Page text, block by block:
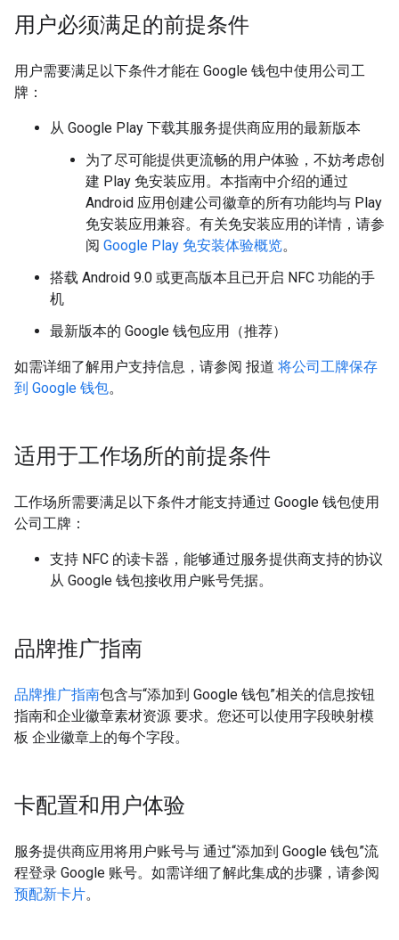
用户必须满足的前提条件
用户需要满足以下条件才能在 Google 钱包中使用公司工
牌：
从 Google Play 下载其服务提供商应用的最新版本
为了尽可能提供更流畅的用户体验，不妨考虑创
建 Play 免安装应用。本指南中介绍的通过
Android 应用创建公司徽章的所有功能均与 Play
免安装应用兼容。有关免安装应用的详情，请参
阅 Google Play 免安装体验概览。
搭载 Android 9.0 或更高版本且已开启 NFC 功能的手
机
最新版本的 Google 钱包应用（推荐）
如需详细了解用户支持信息，请参阅 报道 将公司工牌保存
到 Google 钱包。
适用于工作场所的前提条件
工作场所需要满足以下条件才能支持通过 Google 钱包使用
公司工牌：
支持 NFC 的读卡器，能够通过服务提供商支持的协议
从 Google 钱包接收用户账号凭据。
品牌推广指南
品牌推广指南包含与“添加到 Google 钱包”相关的信息按钮
指南和企业徽章素材资源 要求。您还可以使用字段映射模
板 企业徽章上的每个字段。
卡配置和用户体验
服务提供商应用将用户账号与 通过“添加到 Google 钱包”流
程登录 Google 账号。如需详细了解此集成的步骤，请参阅
预配新卡片。